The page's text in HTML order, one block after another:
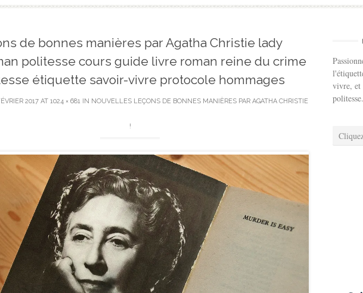
de bonnes manières par Agatha Christie lady
politesse cours guide livre roman reine du crime
étiquette savoir-vivre protocole hommages
2017 AT 1024 × 681 IN NOUVELLES LEÇONS DE BONNES MANIÈRES PAR AGATHA CHRISTIE
!
vivre, et